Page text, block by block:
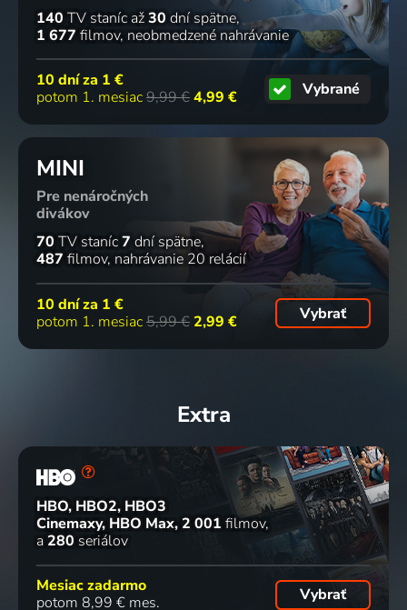
140 TV staníc až30 dní spätne
1 677 filmov neobmedzené nahrávanie
10 dní za 1 €
potom 1. mesiac9,99 €4,99 € Vybrané
MINI
Pre nenáročných
divákov
70 TV staníc7 dní spätne
487 filmov nahrávanie 20 relácií
10 dní za 1 €
potom 1. mesiac5,99 € 2,99 € Vybrať
Extra
HBO, HBO2, HBO3
Cinemaxy, HBO Max 2 001 filmov
a 280 seriálov
Mesiac zadarmo
potom 8,99 € mes.
Vybrať